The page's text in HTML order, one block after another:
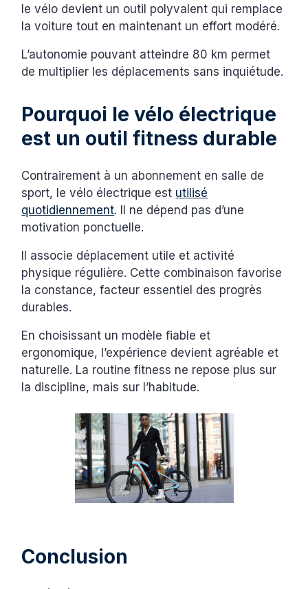
le vélo devient un outil polyvalent qui remplace
la voiture tout en maintenant un effort modéré.
L’autonomie pouvant atteindre 80 km permet
de multiplier les déplacements sans inquiétude.
Pourquoi le vélo électrique
est un outil fitness durable
Contrairement à un abonnement en salle de
sport, le vélo électrique est utilisé
quotidiennement. Il ne dépend pas d’une
motivation ponctuelle.
Il associe déplacement utile et activité
physique régulière. Cette combinaison favorise
la constance, facteur essentiel des progrès
durables.
En choisissant un modèle fiable et
ergonomique, l’expérience devient agréable et
naturelle. La routine fitness ne repose plus sur
la discipline, mais sur l’habitude.
Conclusion